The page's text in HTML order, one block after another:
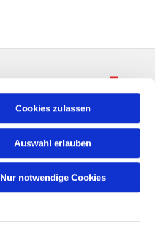
Cookies zulassen
Auswahl erlauben
Nur notwendige Cookies